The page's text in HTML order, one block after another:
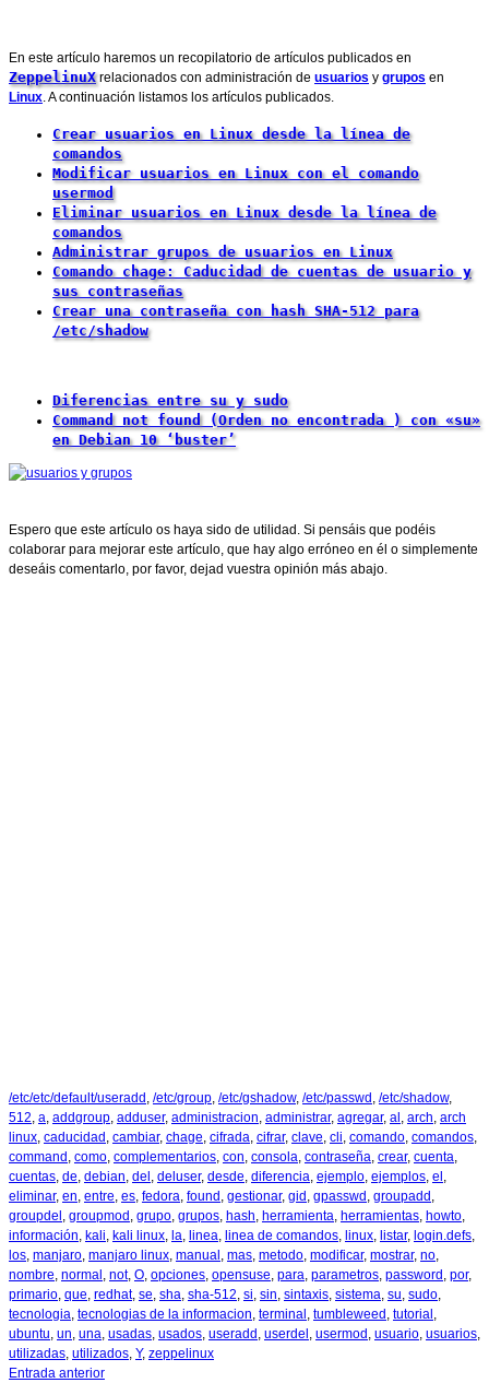
En este artículo haremos un recopilatorio de artículos publicados en
ZeppelinuXrelacionados con administración de usuarios y grupos en
Linux. A continuación listamos los artículos publicados.
Crear usuarios en Linux desde la línea de
comandos
Modificar usuarios en Linux con el comando
usermod
Eliminar usuarios en Linux desde la línea de
comandos
Administrar grupos de usuarios en Linux
Comando chage: Caducidad de cuentas de usuario y
sus contraseñas
Crear una contraseña con hash SHA-512 para
/etc/shadow
Diferencias entre su y sudo
Command not found (Orden no encontrada ) con «su»
en Debian 10 ‘buster’
Espero que este artículo os haya sido de utilidad. Si pensáis que podéis
colaborar para mejorar este artículo, que hay algo erróneo en él o simplemente
deseáis comentarlo, por favor, dejad vuestra opinión más abajo.
/etc/etc/default/useradd, /etc/group, /etc/gshadow, /etc/passwd, /etc/shadow,
512, a, addgroup, adduser, administracion, administrar, agregar, al, arch, arch
linux, caducidad, cambiar, chage, cifrada, cifrar, clave, cli, comando, comandos,
command, como, complementarios, con, consola, contraseña, crear, cuenta,
cuentas, de, debian, del, deluser, desde, diferencia, ejemplo, ejemplos, el,
eliminar, en, entre, es, fedora, found, gestionar, gid, gpasswd, groupadd,
groupdel, groupmod, grupo, grupos, hash, herramienta, herramientas, howto,
información, kali, kali linux, la, linea, linea de comandos, linux, listar, login.defs,
los, manjaro, manjaro linux, manual, mas, metodo, modificar, mostrar, no,
nombre, normal, not, O, opciones, opensuse, para, parametros, password, por,
primario, que, redhat, se, sha, sha-512, si, sin, sintaxis, sistema, su, sudo,
tecnologia, tecnologias de la informacion, terminal, tumbleweed, tutorial,
ubuntu, un, una, usadas, usados, useradd, userdel, usermod, usuario, usuarios,
utilizadas, utilizados, Y, zeppelinux
Entrada anterior